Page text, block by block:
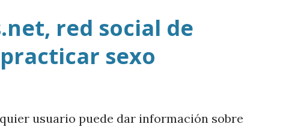
red social de
sexo
usuario puede dar información sobre